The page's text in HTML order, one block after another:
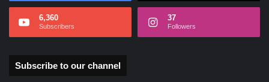
6,360
Subscribers
37
Followers
Subscribe to our channel